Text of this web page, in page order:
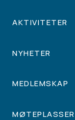
AKTIVITETER
NYHETER
MEDLEMSKAP
MØTEPLASSER